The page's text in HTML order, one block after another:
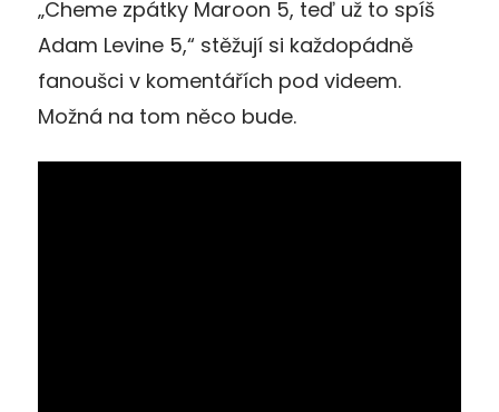
„Cheme zpátky Maroon 5, teď už to spíš
Adam Levine 5,“ stěžují si každopádně
fanoušci v komentářích pod videem.
Možná na tom něco bude.